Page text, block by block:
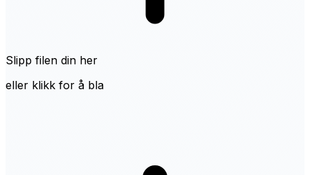
Slipp filen din her
eller klikk for å bla